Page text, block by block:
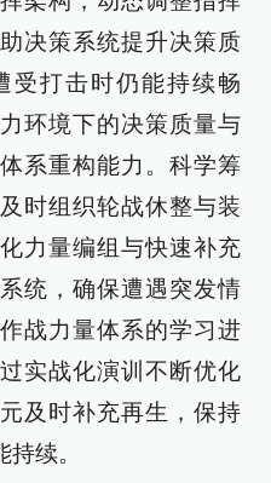
决策系统提升决策质
受打击时仍能持续畅
环境下的决策质量与
系重构能力。科学筹
时组织轮战休整与装
力量编组与快速补充
统，确保遭遇突发情
战力量体系的学习进
实战化演训不断优化
及时补充再生，保持
续。